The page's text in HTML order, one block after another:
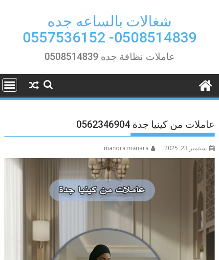
شغالات بالساعه جده
0508514839- 0557536152
عاملات نظافة جده 0508514839
عاملات من كينيا جدة 0562346904
سبتمبر 23, 2025 manora manara